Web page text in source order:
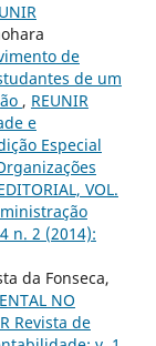
de
de um
, REUNIR
e
Especial
VOL.
n. 2 (2014):
da Fonseca,
NO
Revista de